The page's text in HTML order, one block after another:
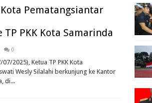
Kota Pematangsiantar
PKK Kota Samarinda
0
2025), Ketua TP PKK Kota
Wesly Silalahi berkunjung ke Kantor
di...